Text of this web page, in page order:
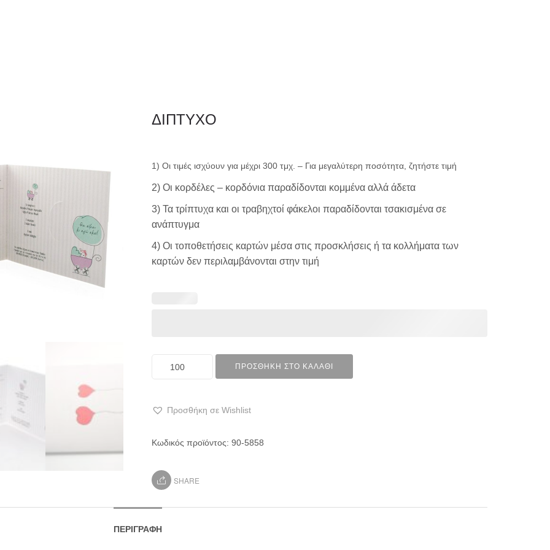
Εταιρειών/Τιμολογίων/
Ξενοδοχείων
ΔΙΠΤΥΧΟ
1) Οι τιμές ισχύουν για μέχρι 300 τμχ. – Για μεγαλύτερη ποσότητα, ζητήστε τιμή
2) Οι κορδέλες – κορδόνια παραδίδονται κομμένα αλλά άδετα
3) Τα τρίπτυχα και οι τραβηχτοί φάκελοι παραδίδονται τσακισμένα σε
ανάπτυγμα
4) Οι τοποθετήσεις καρτών μέσα στις προσκλήσεις ή τα κολλήματα των
καρτών δεν περιλαμβάνονται στην τιμή
ΠΡΟΣΘΉΚΗ ΣΤΟ ΚΑΛΆΘΙ
Προσθήκη σε Wishlist
Κωδικός προϊόντος: 90-5858
SHARE
ΠΕΡΙΓΡΑΦΉ